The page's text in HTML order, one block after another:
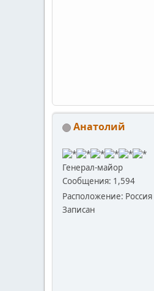
Анатолий
Генерал-майор
Сообщения: 1,594
Расположение: Россия
Записан